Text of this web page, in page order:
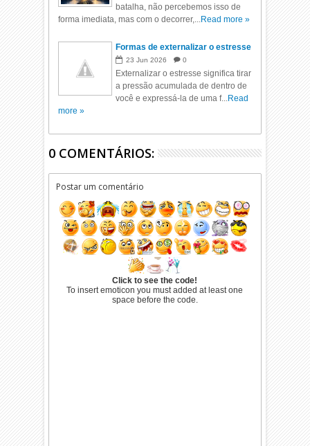
batalha, não percebemos isso de
forma imediata, mas com o decorrer,...Read more »
Formas de externalizar o estresse
23 Jun 2026 0
Externalizar o estresse significa tirar
a pressão acumulada de dentro de
você e expressá-la de uma f...Read
more »
0 COMENTÁRIOS:
Postar um comentário
Click to see the code!
To insert emoticon you must added at least one
space before the code.